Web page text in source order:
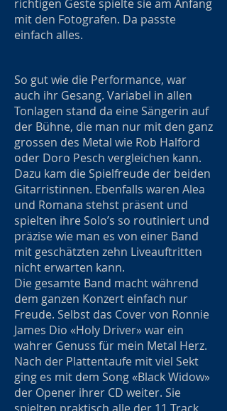
richtigen Geste spielte sie am Anfang
mit den Fotografen. Da passte
einfach alles.
So gut wie die Performance, war
auch ihr Gesang. Variabel in allen
Tonlagen stand da eine Sängerin auf
der Bühne, die man nur mit den ganz
grossen des Metal wie Rob Halford
oder Doro Pesch vergleichen kann.
Dazu kam die Spielfreude der beiden
Gitarristinnen. Ebenfalls waren Alea
und Romana stehst präsent und
spielten ihre Solo’s so routiniert und
präzise wie man es von einer Band
mit geschätzten zehn Liveauftritten
nicht erwarten kann.
Die gesamte Band macht während
dem ganzen Konzert einfach nur
Freude. Selbst das Cover von Ronnie
James Dio «Holy Driver» war ein
wahrer Genuss für mein Metal Herz.
Nach der Plattentaufe mit viel Sekt
ging es mit dem Song «Black Widow»
der Opener ihrer CD weiter. Sie